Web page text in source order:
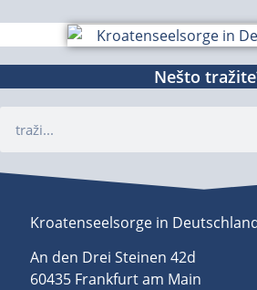
Nešto
Kroatenseelsorge in
An den Drei Steinen 42d
60435 Frankfurt am Main